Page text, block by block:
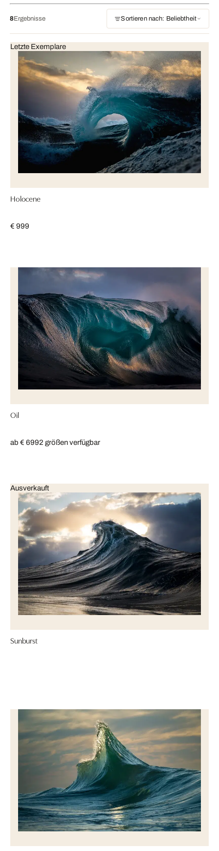
8Ergebnisse Sortieren nach: Beliebtheit
Letzte Exemplare
Holocene
€ 999
Oil
ab € 6992 größen verfügbar
Ausverkauft
Sunburst